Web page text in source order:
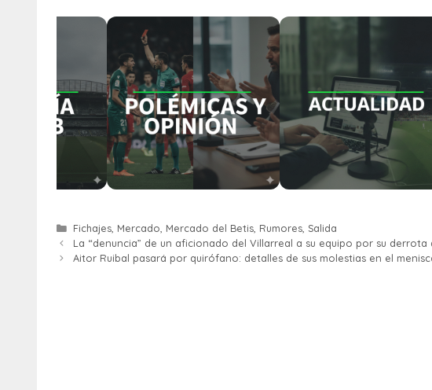
Fichajes, Mercado Mercado del Betis, Rumores, Salida
La “denuncia” de un aficionado del Villarreal a su equipo por su derrota
Aitor Ruibal pasará por quirófano: detalles de sus molestias en el